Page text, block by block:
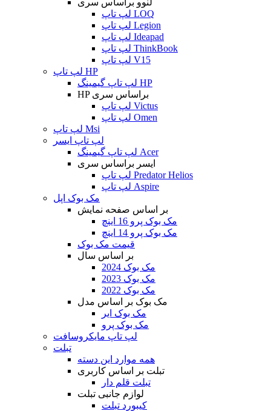
لنوو براساس سری
لپ تاپ LOQ
لپ تاپ Legion
لپ تاپ Ideapad
لپ تاپ ThinkBook
لپ تاپ V15
لپ تاپ HP
لپ تاپ گیمینگ HP
HP براساس سری
لپ تاپ Victus
لپ تاپ Omen
لپ تاپ Msi
لپ تاپ ایسر
لپ تاپ گیمینگ Acer
ایسر براساس سری
لپ تاپ Predator Helios
لپ تاپ Aspire
مک بوک اپل
بر اساس صفحه نمایش
مک بوک پرو 16 اینچ
مک بوک پرو 14 اینچ
قیمت مک بوک
بر اساس سال
مک بوک 2024
مک بوک 2023
مک بوک 2022
مک بوک بر اساس مدل
مک بوک ایر
مک بوک پرو
لپ تاپ مایکروسافت
تبلت
همه موارد این دسته
تبلت بر اساس کاربری
تبلت قلم دار
لوازم جانبی تبلت
کیبورد تبلت